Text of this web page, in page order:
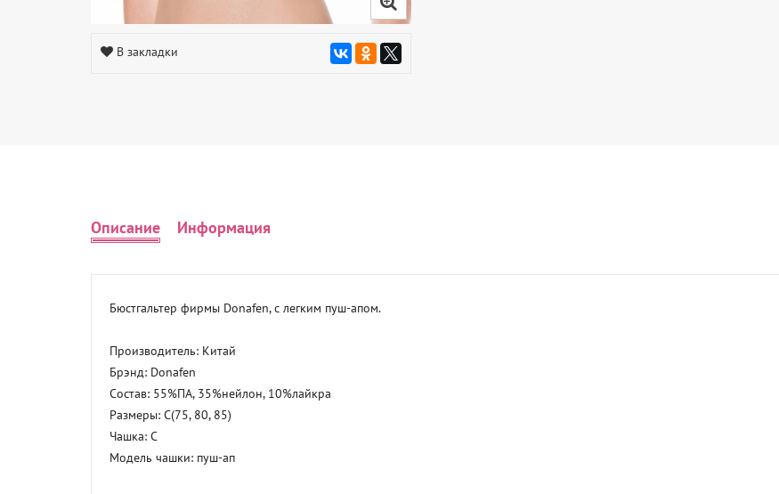
В закладки
Описание Информация
Бюстгальтер фирмы Donafen, с легким пуш-апом.
Производитель: Китай
Брэнд: Donafen
Состав: 55%ПА, 35%нейлон, 10%лайкра
Размеры: C(75, 80, 85)
Чашка: C
Модель чашки: пуш-ап